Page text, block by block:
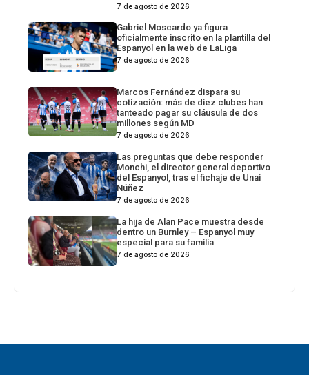
7 de agosto de 2026
Gabriel Moscardo ya figura
oficialmente inscrito en la plantilla del
Espanyol en la web de LaLiga
7 de agosto de 2026
Marcos Fernández dispara su
cotización: más de diez clubes han
tanteado pagar su cláusula de dos
millones según MD
7 de agosto de 2026
Las preguntas que debe responder
Monchi, el director general deportivo
del Espanyol, tras el fichaje de Unai
Núñez
7 de agosto de 2026
La hija de Alan Pace muestra desde
dentro un Burnley – Espanyol muy
especial para su familia
7 de agosto de 2026